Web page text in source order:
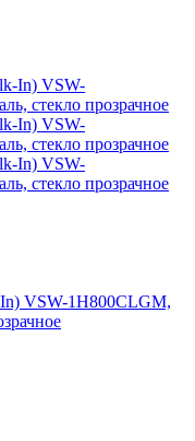
VSW-1H800CLGM,